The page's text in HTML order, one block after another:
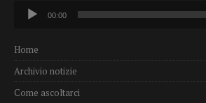
Audio
Player
00:00
Home
Archivio notizie
Come ascoltarci